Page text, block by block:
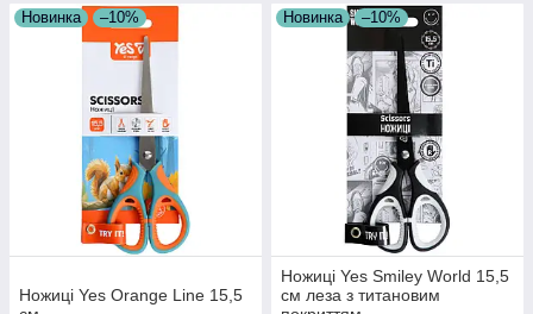
Новинка –10%
Ножиці Yes Оrange Line 15,5
Новинка –10%
Ножиці Yes Smiley World 15,5
см леза з титановим